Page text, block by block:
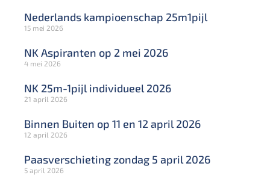
Nederlands kampioenschap 25m1pijl
15 mei 2026
NK Aspiranten op 2 mei 2026
4 mei 2026
NK 25m-1pijl individueel 2026
21 april 2026
Binnen Buiten op 11 en 12 april 2026
12 april 2026
Paasverschieting zondag 5 april 2026
5 april 2026